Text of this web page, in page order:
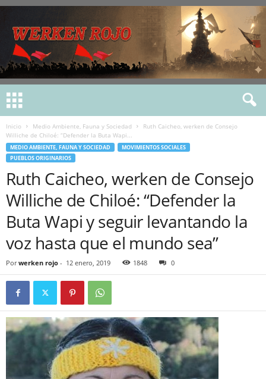
Inicio Medio Ambiente, Fauna y Sociedad
Ruth Caicheo, werken de Consejo
Williche de Chiloé: “Defender la Buta Wapi...
MEDIO AMBIENTE, FAUNA Y SOCIEDAD
MOVIMIENTOS SOCIALES
PUEBLOS ORIGINARIOS
Ruth Caicheo, werken de Consejo
Williche de Chiloé: “Defender la
Buta Wapi y seguir levantando la
voz hasta que el mundo sea”
Por werken rojo - 12 enero, 2019 1848 0